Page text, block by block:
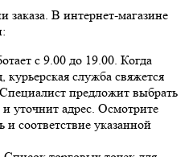
заказа. В интернет-магазине
с 9.00 до 19.00. Когда
курьерская служба свяжется
предложит выбрать
уточнит адрес. Осмотрите
и соответствие указанной